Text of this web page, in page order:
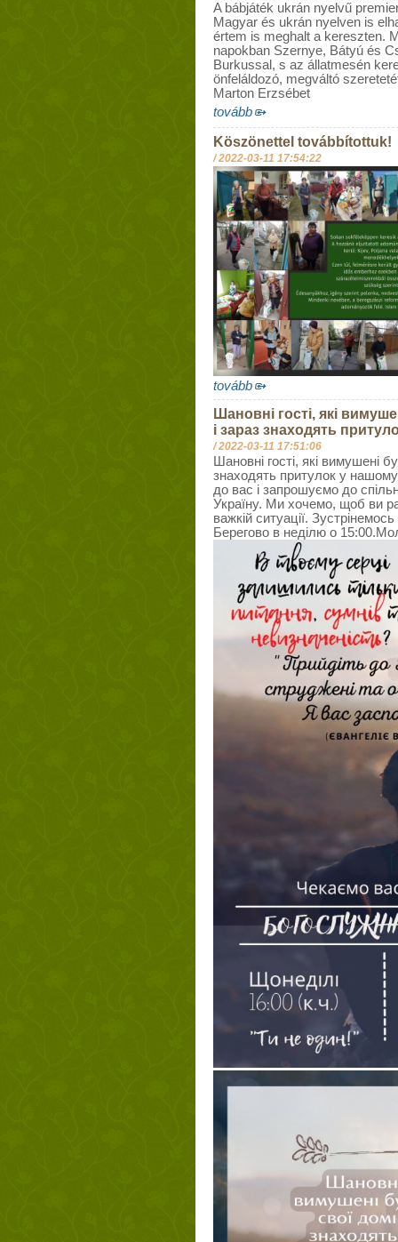
A bábjáték ukrán nyelvű
Magyar és ukrán nyelven is
értem is meghalt a kereszten.
napokban Szernye, Bátyú és
Burkussal, s az állatmesén
önfeláldozó, megváltó
Marton Erzsébet
tovább
Köszönettel továbbítottuk!
/2022-03-11 17:54:22
tovább
Шановні гості, які
і зараз знаходять
/2022-03-11 17:51:06
Шановні гості, які вимушені
знаходять притулок у
до вас і запрошуємо до
Україну. Ми хочемо, щоб ви
важкій ситуації.
Берегово в неділю о